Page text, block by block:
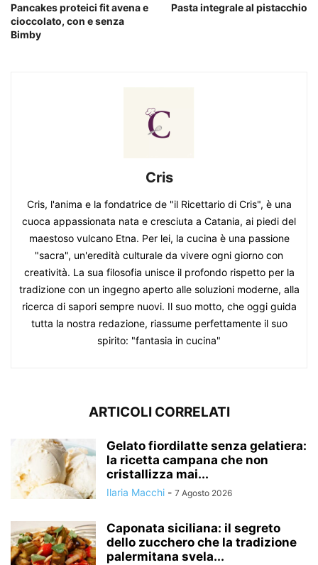
Pancakes proteici fit avena e
cioccolato, con e senza
Bimby
Pasta integrale al pistacchio
Cris
Cris, l'anima e la fondatrice de "il Ricettario di Cris", è una
cuoca appassionata nata e cresciuta a Catania, ai piedi del
maestoso vulcano Etna. Per lei, la cucina è una passione
"sacra", un'eredità culturale da vivere ogni giorno con
creatività. La sua filosofia unisce il profondo rispetto per la
tradizione con un ingegno aperto alle soluzioni moderne, alla
ricerca di sapori sempre nuovi. Il suo motto, che oggi guida
tutta la nostra redazione, riassume perfettamente il suo
spirito: "fantasia in cucina"
ARTICOLI CORRELATI
Gelato fiordilatte senza gelatiera:
la ricetta campana che non
cristallizza mai...
Ilaria Macchi - 7 Agosto 2026
Caponata siciliana: il segreto
dello zucchero che la tradizione
palermitana svela...